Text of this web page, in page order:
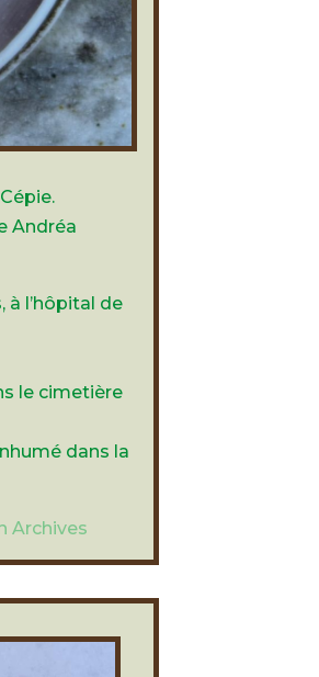
Andréa
à l’hôpital de
le cimetière
dans la
Archives